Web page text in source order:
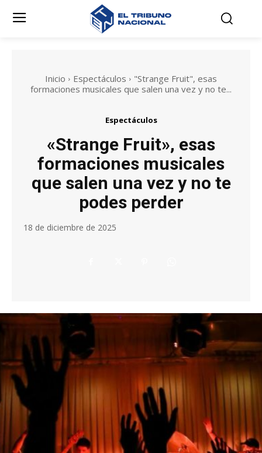
Inicio Espectáculos
"Strange Fruit", esas
formaciones musicales que salen una vez y no te...
Espectáculos
«Strange Fruit», esas
formaciones musicales
que salen una vez y no te
podes perder
18 de diciembre de 2025